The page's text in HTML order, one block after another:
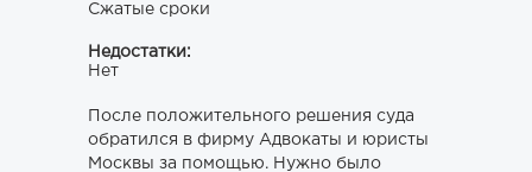
Сжатые сроки
Недостатки:
Нет
После положительного решения суда
обратился в фирму Адвокаты и юристы
Москвы за помощью. Нужно было